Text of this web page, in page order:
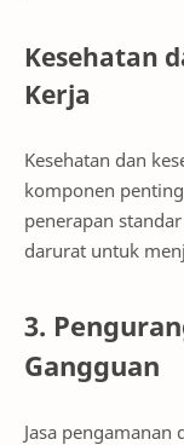
Kesehatan
Kerja
Kesehatan dan
komponen
penerapan
darurat untuk
3.
Gangguan
Jasa